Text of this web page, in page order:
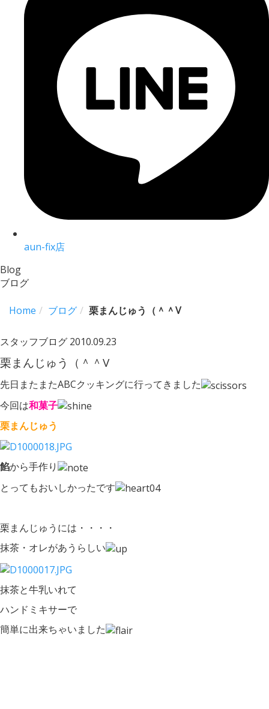
aun-fix店
Blog
ブログ
Home ブログ 栗まんじゅう（＾＾V
スタッフブログ 2010.09.23
栗まんじゅう（＾＾V
先日またまたABCクッキングに行ってきました
今回は和菓子
栗まんじゅう
餡から手作り
とってもおいしかったです
栗まんじゅうには・・・・
抹茶・オレがあうらしい
抹茶と牛乳いれて
ハンドミキサーで
簡単に出来ちゃいました